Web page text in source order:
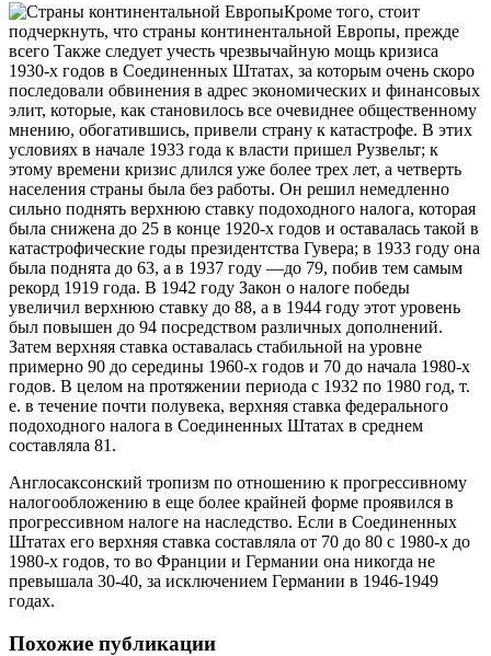
Кроме того, стоит
подчеркнуть, что страны континентальной Европы, прежде
всего Также следует учесть чрезвычайную мощь кризиса
1930-х годов в Соединенных Штатах, за которым очень скоро
последовали обвинения в адрес экономических и финансовых
элит, которые, как становилось все очевиднее общественному
мнению, обогатившись, привели страну к катастрофе. В этих
условиях в начале 1933 года к власти пришел Рузвельт; к
этому времени кризис длился уже более трех лет, а четверть
населения страны была без работы. Он решил немедленно
сильно поднять верхнюю ставку подоходного налога, которая
была снижена до 25 в конце 1920-х годов и оставалась такой в
катастрофические годы президентства Гувера; в 1933 году она
была поднята до 63, а в 1937 году —до 79, побив тем самым
рекорд 1919 года. В 1942 году Закон о налоге победы
увеличил верхнюю ставку до 88, а в 1944 году этот уровень
был повышен до 94 посредством различных дополнений.
Затем верхняя ставка оставалась стабильной на уровне
примерно 90 до середины 1960-х годов и 70 до начала 1980-х
годов. В целом на протяжении периода с 1932 по 1980 год, т.
е. в течение почти полувека, верхняя ставка федерального
подоходного налога в Соединенных Штатах в среднем
составляла 81.
Англосаксонский тропизм по отношению к прогрессивному
налогообложению в еще более крайней форме проявился в
прогрессивном налоге на наследство. Если в Соединенных
Штатах его верхняя ставка составляла от 70 до 80 с 1980-х до
1980-х годов, то во Франции и Германии она никогда не
превышала 30-40, за исключением Германии в 1946-1949
годах.
Похожие публикации